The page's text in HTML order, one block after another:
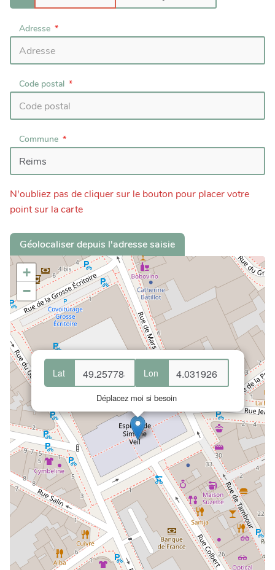
Adresse
Code postal
Commune
N'oubliez pas de cliquer sur le bouton pour placer votre
point sur la carte
Géolocaliser depuis l'adresse saisie
Lat Lon
Déplacez moi si besoin
+
−